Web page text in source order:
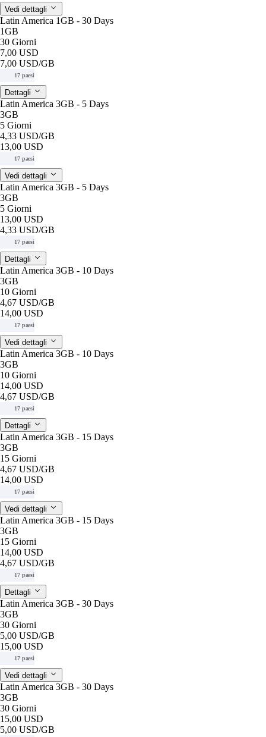
Vedi dettagli
Latin America 1GB - 30 Days
1GB
30 Giorni
7,00 USD
7,00 USD/GB
17 paesi
Dettagli
Latin America 3GB - 5 Days
3GB
5 Giorni
4,33 USD/GB
13,00 USD
17 paesi
Vedi dettagli
Latin America 3GB - 5 Days
3GB
5 Giorni
13,00 USD
4,33 USD/GB
17 paesi
Dettagli
Latin America 3GB - 10 Days
3GB
10 Giorni
4,67 USD/GB
14,00 USD
17 paesi
Vedi dettagli
Latin America 3GB - 10 Days
3GB
10 Giorni
14,00 USD
4,67 USD/GB
17 paesi
Dettagli
Latin America 3GB - 15 Days
3GB
15 Giorni
4,67 USD/GB
14,00 USD
17 paesi
Vedi dettagli
Latin America 3GB - 15 Days
3GB
15 Giorni
14,00 USD
4,67 USD/GB
17 paesi
Dettagli
Latin America 3GB - 30 Days
3GB
30 Giorni
5,00 USD/GB
15,00 USD
17 paesi
Vedi dettagli
Latin America 3GB - 30 Days
3GB
30 Giorni
15,00 USD
5,00 USD/GB